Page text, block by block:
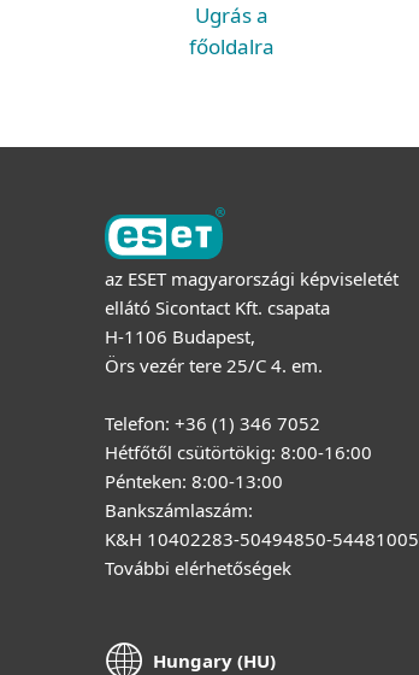
Ugrás a
főoldalra
az ESET magyarországi képviseletét
ellátó Sicontact Kft. csapata
H-1106 Budapest,
Örs vezér tere 25/C 4. em.
Telefon: +36 (1) 346 7052
Hétfőtől csütörtökig: 8:00-16:00
Pénteken: 8:00-13:00
Bankszámlaszám:
K&H 10402283-50494850-54481005
További elérhetőségek
Hungary (HU)